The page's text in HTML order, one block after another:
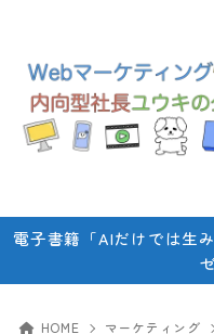
電子書籍「AIだけでは生
HOME マーケティング